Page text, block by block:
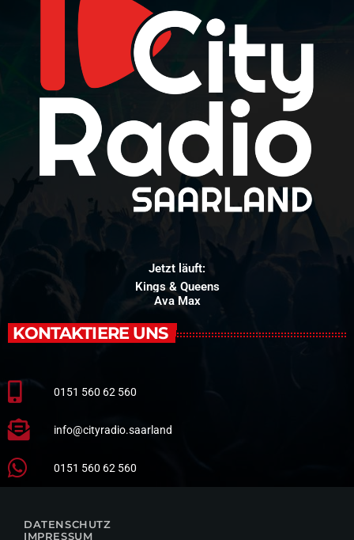
Jetzt läuft:
Kings & Queens
Ava Max
KONTAKTIERE UNS
0151 560 62 560
info@cityradio.saarland
0151 560 62 560
DATENSCHUTZ
IMPRESSUM